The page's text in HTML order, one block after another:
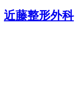
近藤整形外科